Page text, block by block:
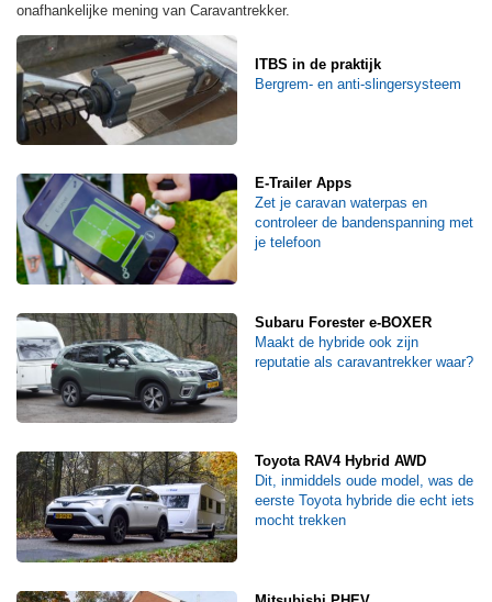
onafhankelijke mening van Caravantrekker.
ITBS in de praktijk
Bergrem- en anti-slingersysteem
E-Trailer Apps
Zet je caravan waterpas en
controleer de bandenspanning met
je telefoon
Subaru Forester e-BOXER
Maakt de hybride ook zijn
reputatie als caravantrekker waar?
Toyota RAV4 Hybrid AWD
Dit, inmiddels oude model, was de
eerste Toyota hybride die echt iets
mocht trekken